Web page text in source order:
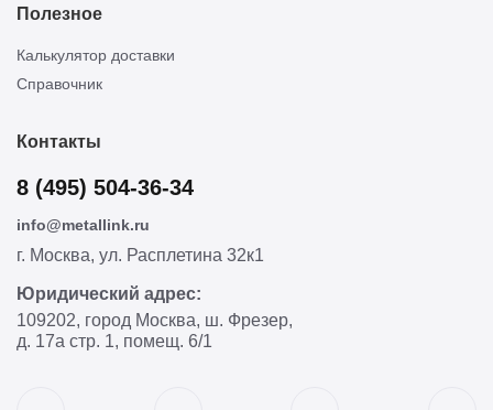
Полезное
Калькулятор доставки
Справочник
Контакты
8 (495) 504-36-34
info@metallink.ru
г. Москва, ул. Расплетина 32к1
Юридический адрес:
109202, город Москва, ш. Фрезер,
д. 17а стр. 1, помещ. 6/1